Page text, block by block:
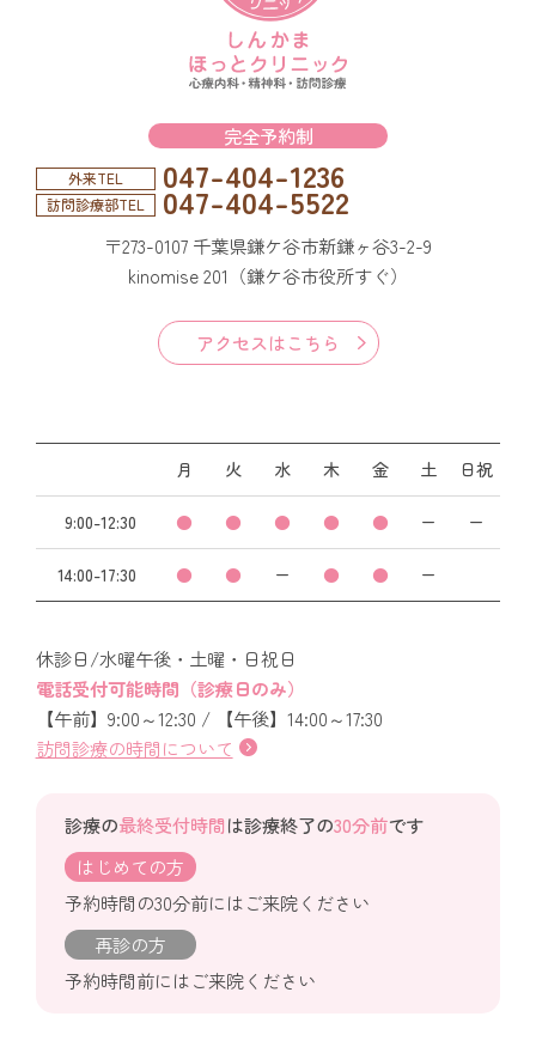
完全予約制
外来TEL 047-404-1236
訪問診療部TEL 047-404-5522
〒273-0107 千葉県鎌ケ谷市新鎌ヶ谷3-2-9
kinomise 201（鎌ケ谷市役所すぐ）
アクセスはこちら
月 火 水 木 金 土 日祝
9:00-12:30 ● ● ● ● ● ー ー
14:00-17:30 ● ● ー ● ● ー
休診日/水曜午後・土曜・日祝日
電話受付可能時間（診療日のみ）
【午前】9:00～12:30 / 【午後】14:00～17:30
訪問診療の時間について
診療の最終受付時間は診療終了の30分前です
はじめての方
予約時間の30分前にはご来院ください
再診の方
予約時間前にはご来院ください